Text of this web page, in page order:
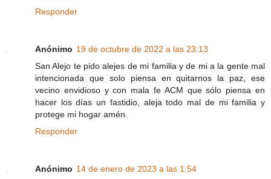
Responder
Anónimo 19 de octubre de 2022 a las 23:13
San Alejo te pido alejes de mi familia y de mi a la gente mal
intencionada que solo piensa en quitarnos la paz, ese
vecino envidioso y con mala fe ACM que sólo piensa en
hacer los días un fastidio, aleja todo mal de mi familia y
protege mi hogar amén.
Responder
Anónimo 14 de enero de 2023 a las 1:54